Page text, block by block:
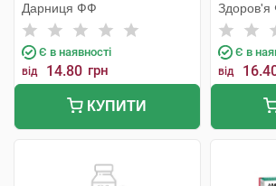
Дарниця ФФ
Є в наявності
від 14.80 грн
КУПИТИ
Здоров'я
Є в
від